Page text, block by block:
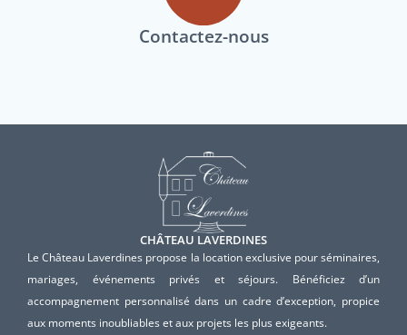
Contactez-nous
CHÂTEAU LAVERDINES
Le Château Laverdines propose la location exclusive pour séminaires,
mariages, événements privés et séjours. Bénéficiez d’un
accompagnement personnalisé dans un cadre d’exception, propice
aux moments inoubliables et aux projets les plus exigeants.